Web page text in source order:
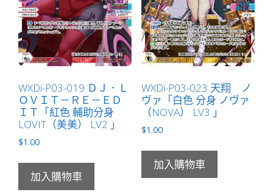
WXDi-P03-019 ＤＪ．Ｌ
ＯＶＩＴ－ＲＥ－ＥＤ
ＩＴ「紅色 輔助分身
LOVIT（美美） LV2 」
$1.00
加入購物車
WXDi-P03-023 天翔 ノ
ヴァ「白色 分身 ノヴァ
（NOVA） LV3 」
$1.00
加入購物車